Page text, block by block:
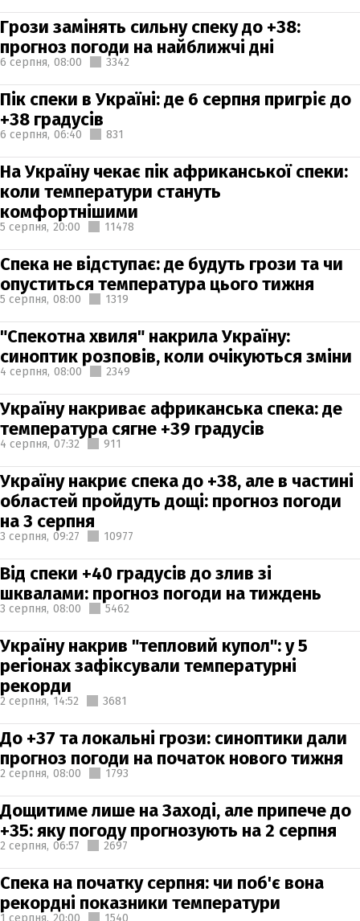
Грози замінять сильну спеку до +38:
прогноз погоди на найближчі дні
6 серпня, 08:00 3342
Пік спеки в Україні: де 6 серпня пригріє до
+38 градусів
6 серпня, 06:40 831
На Україну чекає пік африканської спеки:
коли температури стануть
комфортнішими
5 серпня, 20:00 11478
Спека не відступає: де будуть грози та чи
опуститься температура цього тижня
5 серпня, 08:00 1319
"Спекотна хвиля" накрила Україну:
синоптик розповів, коли очікуються зміни
4 серпня, 08:00 2349
Україну накриває африканська спека: де
температура сягне +39 градусів
4 серпня, 07:32 911
Україну накриє спека до +38, але в частині
областей пройдуть дощі: прогноз погоди
на 3 серпня
3 серпня, 09:27 10977
Від спеки +40 градусів до злив зі
шквалами: прогноз погоди на тиждень
3 серпня, 08:00 5462
Україну накрив "тепловий купол": у 5
регіонах зафіксували температурні
рекорди
2 серпня, 14:52 3681
До +37 та локальні грози: синоптики дали
прогноз погоди на початок нового тижня
2 серпня, 08:00 1793
Дощитиме лише на Заході, але припече до
+35: яку погоду прогнозують на 2 серпня
2 серпня, 06:57 2697
Спека на початку серпня: чи поб'є вона
рекордні показники температури
1 серпня, 20:00 1540